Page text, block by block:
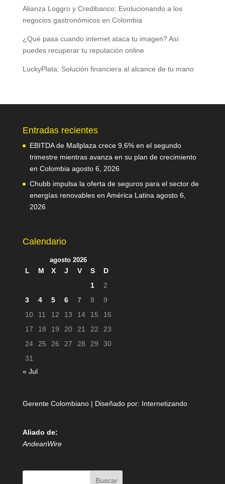
Alianza Loggro y Credibanco: Evolucionando a los
negocios gastronómicos en Colombia
¿Qué pasa cuando internet ataca tu imagen? Así
puedes recuperar tu reputación online
LuckyPlata: Solución financiera al alcance de tu mano
Entradas recientes
EBITDA de Mallplaza crece 9,6% en el segundo
trimestre mientras avanza en su plan de crecimiento
en Colombia agosto 6, 2026
Chubb impulsa la oferta de seguros para el sector de
energías renovables en América Latina agosto 6,
2026
Calendario
agosto 2026
L M X J V S
D
1
2
3
4 5 6 7 8
9
10
11 12 13 14 15
16
17
18 19 20 21 22
23
24
25 26 27 28 29
30
31
« Jul
Gerente Colombiano | Diseñado por: Internetizando
Aliado de:
AndeanWire